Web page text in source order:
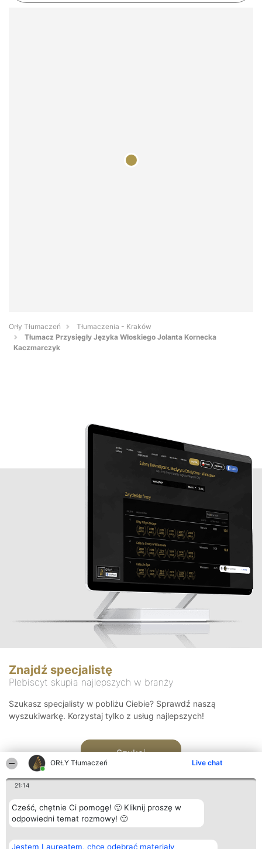
ORŁY Tłumaczeń Live chat
21:14
Cześć, chętnie Ci pomogę! 🙂 Kliknij proszę w
odpowiedni temat rozmowy! 🙂
Jestem Laureatem, chcę odebrać materiały
Orły Tłumaczeń
Tłumaczenia - Kraków
Tłumacz Przysięgły Języka Włoskiego Jolanta Kornecka
Kaczmarczyk
Znajdź specjalistę
Plebiscyt skupia najlepszych w branży
Szukasz specjalisty w pobliżu Ciebie? Sprawdź naszą
wyszukiwarkę. Korzystaj tylko z usług najlepszych!
Szukaj
Organizator plebiscytu
Bright Side Solutions sp. z o.
Plebiscyt
Laureaci
Kontakt
Kontakt